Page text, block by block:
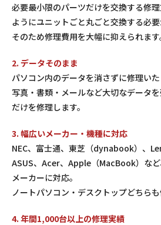
必要最小限のパーツだけを交換する修
ようにユニットごと丸ごと交換する必要
そのため修理費用を大幅に抑えられます
2. データそのまま
パソコン内のデータを消さずに修理いた
写真・書類・メールなど大切なデータ
だけを修理します。
3. 幅広いメーカー・機種に対応
NEC、富士通、東芝（dynabook）、
ASUS、Acer、Apple（MacBook）な
メーカーに対応。
ノートパソコン・デスクトップどちらも
4. 年間1,000台以上の修理実績